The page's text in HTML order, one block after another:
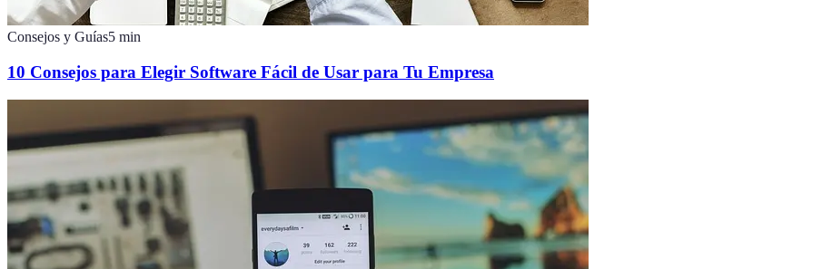
Consejos y Guías5 min
10 Consejos para Elegir Software Fácil de Usar para Tu Empresa